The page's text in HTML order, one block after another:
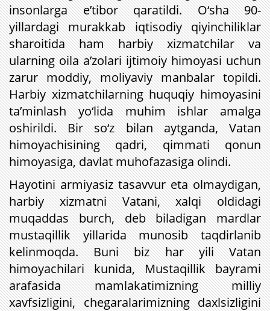
insonlarga e’tibor qaratildi. O‘sha 90-
yillardagi murakkab iqtisodiy qiyinchiliklar
sharoitida ham harbiy xizmatchilar va
ularning oila a’zolari ijtimoiy himoyasi uchun
zarur moddiy, moliyaviy manbalar topildi.
Harbiy xizmatchilarning huquqiy himoyasini
ta’minlash yo‘lida muhim ishlar amalga
oshirildi. Bir so‘z bilan aytganda, Vatan
himoyachisining qadri, qimmati qonun
himoyasiga, davlat muhofazasiga olindi.
Hayotini armiyasiz tasavvur eta olmaydigan,
harbiy xizmatni Vatani, xalqi oldidagi
muqaddas burch, deb biladigan mardlar
mustaqillik yillarida munosib taqdirlanib
kelinmoqda. Buni biz har yili Vatan
himoyachilari kunida, Mustaqillik bayrami
arafasida mamlakatimizning milliy
xavfsizligini, chegaralarimizning daxlsizligini